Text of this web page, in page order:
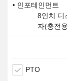
인포테인먼트
8인치 디
자(충전
PTO